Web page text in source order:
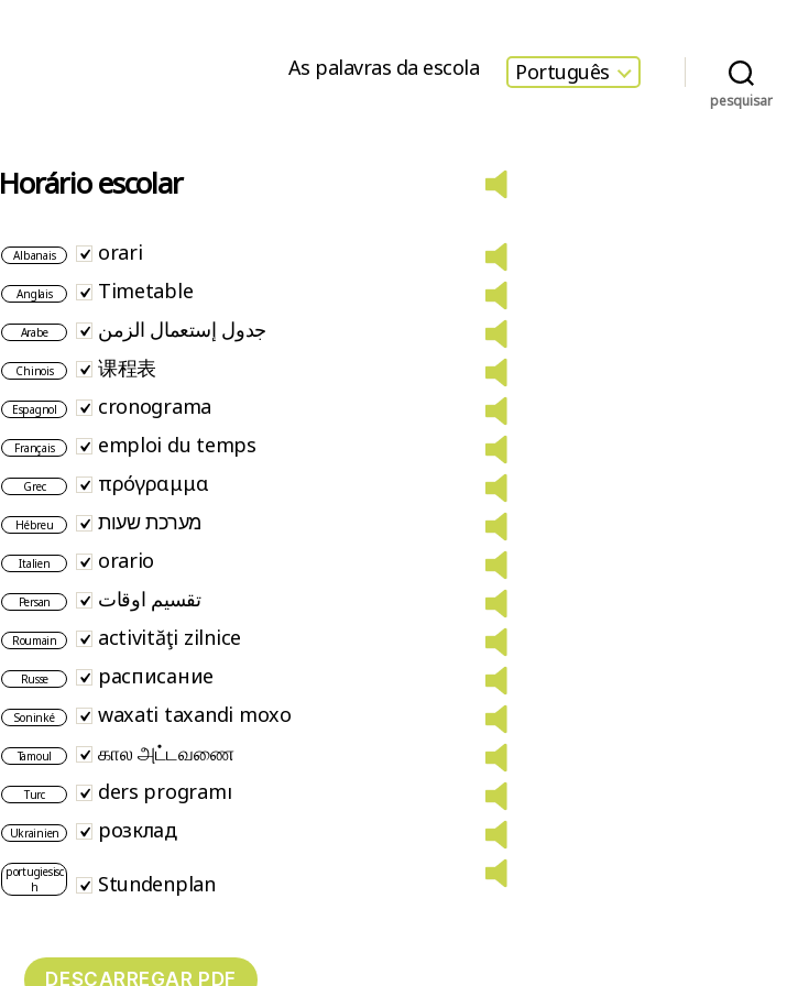
As palavras da escola Português
pesquisar
Horário escolar
Albanais orari
Anglais Timetable
Arabe جدول إستعمال الزمن
Chinois 课程表
Espagnol cronograma
Français emploi du temps
Grec πρόγραμμα
Hébreu מערכת שעות
Italien orario
Persan تقسیم اوقات
Roumain activităţi zilnice
Russe расписание
Soninké waxati taxandi moxo
Tamoul கால அட்டவணை
Turc ders programı
Ukrainien розклад
portugiesisc
h
Stundenplan